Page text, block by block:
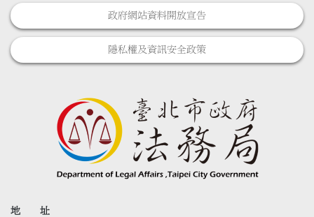
政府網站資料開放宣告
隱私權及資訊安全政策
地 址